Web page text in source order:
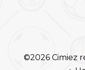
©2026 Cimiez